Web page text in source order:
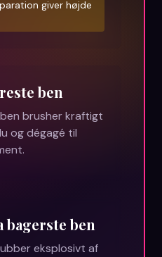
giver højde
ben
brusher kraftigt
og dégagé til
ben
eksplosivt af